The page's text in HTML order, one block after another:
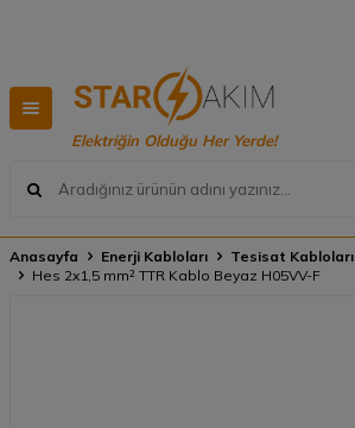
Elektriğin Olduğu Her Yerde!
Anasayfa Enerji Kabloları Tesisat Kabloları
Hes 2x1,5 mm² TTR Kablo Beyaz H05VV-F